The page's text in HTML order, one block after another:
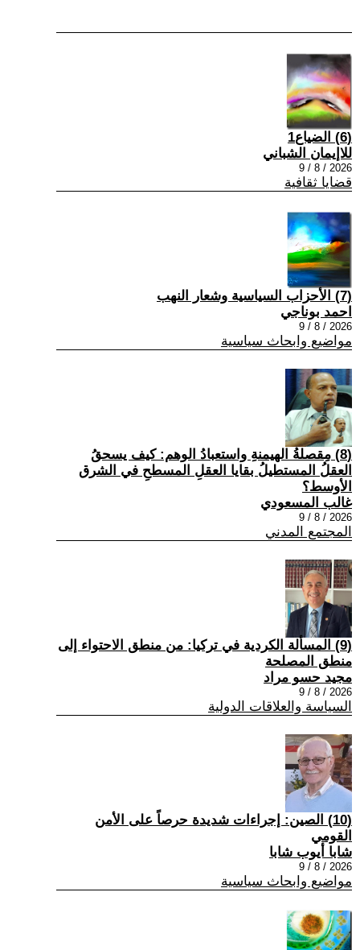
(6) الضياع1
للاإيمان الشباني
2026 / 8 / 9
قضايا ثقافية
(7) الأحزاب السياسية وشعار النهب
احمد بوناجي
2026 / 8 / 9
مواضيع وابحاث سياسية
(8) مِقصلةُ الهيمنةِ واستعبادُ الوهم: كيف يسحقُ
العقلُ المستطيلُ بقايا العقلِ المسطحِ في الشرق
الأوسط؟
غالب المسعودي
2026 / 8 / 9
المجتمع المدني
(9) المسألة الكردية في تركيا: من منطق الاحتواء إلى
منطق المصلحة
مجيد حسو مراد
2026 / 8 / 9
السياسة والعلاقات الدولية
(10) الصين: إجراءات شديدة حرصاً على الأمن
القومي
شابا أيوب شابا
2026 / 8 / 9
مواضيع وابحاث سياسية